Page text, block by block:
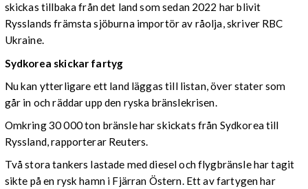
skickas tillbaka från det land som sedan 2022 har blivit
Rysslands främsta sjöburna importör av råolja, skriver RBC
Ukraine.
Sydkorea skickar fartyg
Nu kan ytterligare ett land läggas till listan, över stater som
går in och räddar upp den ryska bränslekrisen.
Omkring 30 000 ton bränsle har skickats från Sydkorea till
Ryssland, rapporterar Reuters.
Två stora tankers lastade med diesel och flygbränsle har tagit
sikte på en rysk hamn i Fjärran Östern. Ett av fartygen har